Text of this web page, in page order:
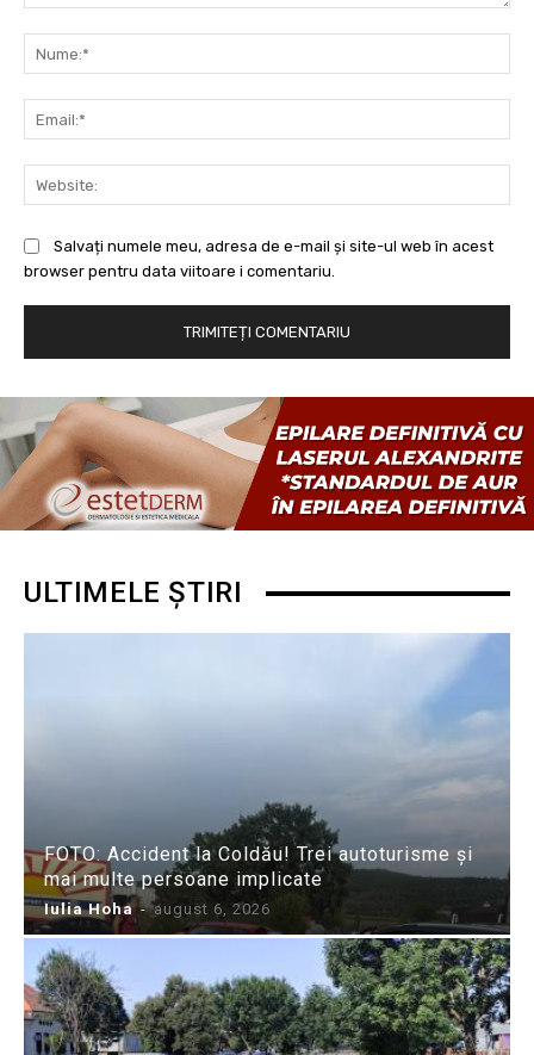
Salvați numele meu, adresa de e-mail și site-ul web în acest
browser pentru data viitoare i comentariu.
ULTIMELE ȘTIRI
FOTO: Accident la Coldău! Trei autoturisme și
mai multe persoane implicate
Iulia Hoha - august 6, 2026